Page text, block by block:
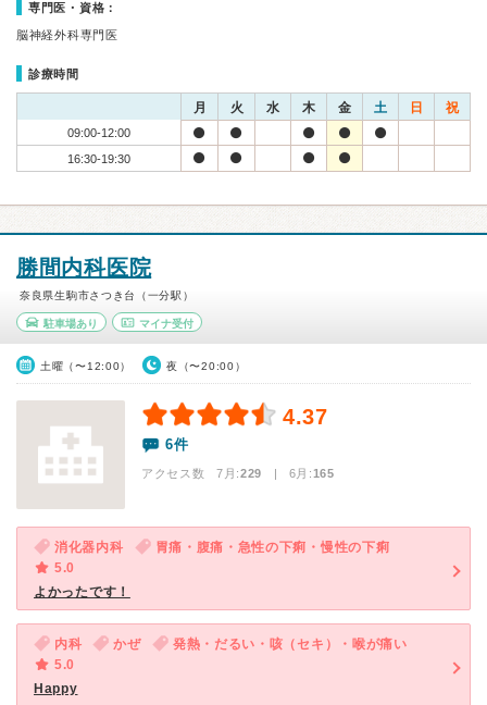
専門医・資格：
脳神経外科専門医
診療時間
月 火 水 木 金 土 日 祝
09:00-12:00
16:30-19:30
勝間内科医院
奈良県生駒市さつき台（一分駅）
駐車場あり マイナ受付
土曜（〜12:00） 夜（〜20:00）
4.37
6件
アクセス数 7月:229 | 6月:165
消化器内科
胃痛・腹痛・急性の下痢・慢性の下痢
5.0
よかったです！
内科 かぜ
発熱・だるい・咳（セキ）・喉が痛い
5.0
Happy